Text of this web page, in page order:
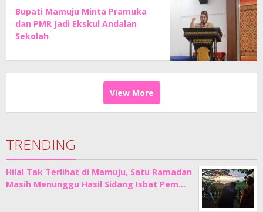
Bupati Mamuju Minta Pramuka
dan PMR Jadi Ekskul Andalan
Sekolah
View More
TRENDING
Hilal Tak Terlihat di Mamuju, Satu Ramadan
Masih Menunggu Hasil Sidang Isbat Pem…